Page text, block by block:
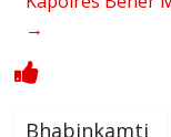
→
Bhabinkamti